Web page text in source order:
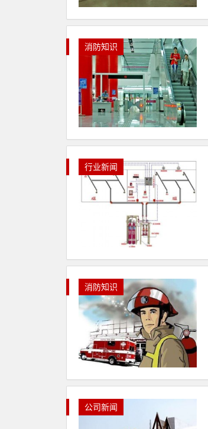
消防知识
行业新闻
消防知识
公司新闻